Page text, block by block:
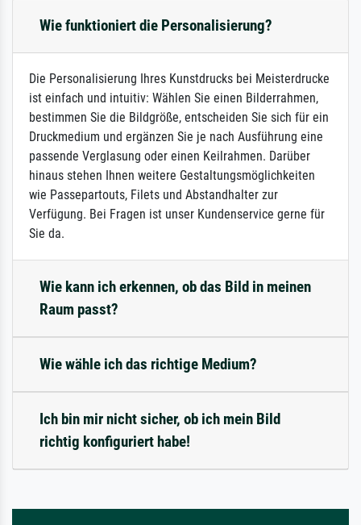
Wie funktioniert die Personalisierung?
Die Personalisierung Ihres Kunstdrucks bei Meisterdrucke
ist einfach und intuitiv: Wählen Sie einen Bilderrahmen,
bestimmen Sie die Bildgröße, entscheiden Sie sich für ein
Druckmedium und ergänzen Sie je nach Ausführung eine
passende Verglasung oder einen Keilrahmen. Darüber
hinaus stehen Ihnen weitere Gestaltungsmöglichkeiten
wie Passepartouts, Filets und Abstandhalter zur
Verfügung. Bei Fragen ist unser Kundenservice gerne für
Sie da.
Wie kann ich erkennen, ob das Bild in meinen
Raum passt?
Wie wähle ich das richtige Medium?
Ich bin mir nicht sicher, ob ich mein Bild
richtig konfiguriert habe!